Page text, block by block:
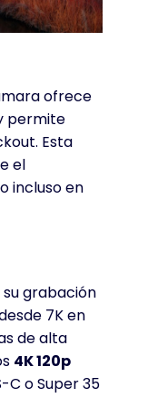
ofrece
permite
. Esta
el
incluso en
su grabación
7K en
de alta
4K 120p
C o Super 35